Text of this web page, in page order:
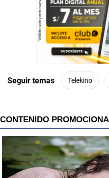
Seguir temas Telekino